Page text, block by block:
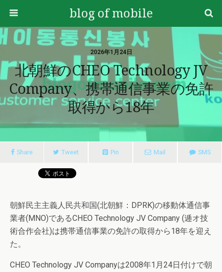
blog of mobile
2026年1月24日
北朝鮮のCHEO Technology JV
Company、携帯通信事業の免許
取得から18年
Share Tweet Pin Mail SMS
朝鮮民主主義人民共和国(北朝鮮：DPRK)の移動体通信事
業者(MNO)であるCHEO Technology JV Company (逓オ技
術合作会社)は携帯通信事業の免許の取得から18年を迎え
た。
CHEO Technology JV Companyは2008年1月24日付けで朝